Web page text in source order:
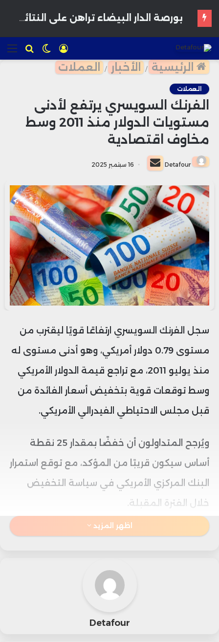
للبحث الوضع
المظلم
تسجيل
الدخول
الرئيسية / الأخبار / العملات
العملات
الفرنك السويسري يرتفع لأدنى
مستويات الدولار منذ 2011 وسط
مخاوف اقتصادية
Detafour
أرسل
بريدا
إلكترونيا
16 سبتمبر 2025
سجل الفرنك السويسري ارتفاعًا قويًا ليقترب من
مستوى 0.79 دولار أمريكي، وهو أدنى مستوى له
منذ يوليو 2011، مع تراجع قيمة الدولار الأمريكي
وسط توقعات قوية بتخفيض أسعار الفائدة من
قبل مجلس الاحتياطي الفيدرالي الأمريكي.
ويُرجح المتداولون أن خفضًا بمقدار 25 نقطة
أساس سيكون قريبًا من المؤكد، مع توقع استمرار
البنك المركزي الأمريكي في سياسة التخفيض
خلال الفترة المقبلة.
وتعززت مكانة الفرنك كملاذ آمن نتيجة استمرار
بالإضافة إلى التوترات الجيوسياسية العالمية.
الأخيرة استمرار التضخم المعتدل في سويسرا؛
اظهر المزيد
Detafour